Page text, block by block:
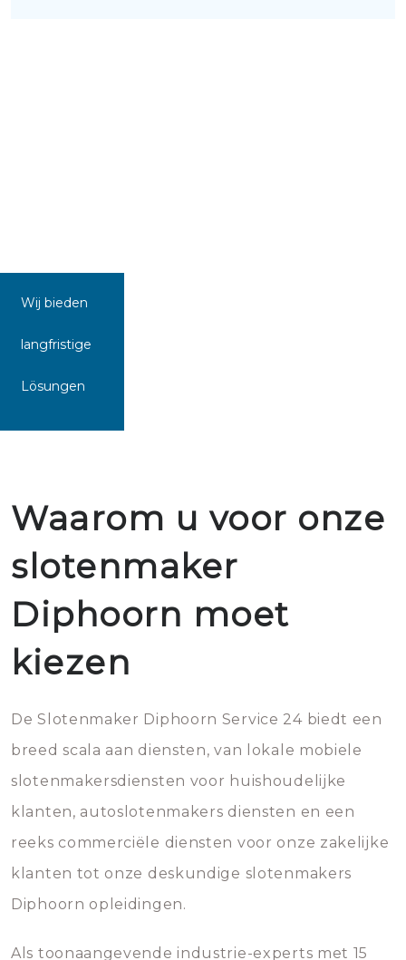
Wij bieden
langfristige
Lösungen
Waarom u voor onze
slotenmaker
Diphoorn moet
kiezen
De Slotenmaker Diphoorn Service 24 biedt een
breed scala aan diensten, van lokale mobiele
slotenmakersdiensten voor huishoudelijke
klanten, autoslotenmakers diensten en een
reeks commerciële diensten voor onze zakelijke
klanten tot onze deskundige slotenmakers
Diphoorn opleidingen.
Als toonaangevende industrie-experts met 15